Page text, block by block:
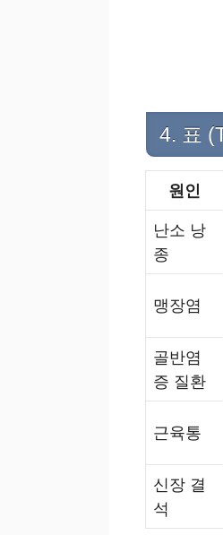
4. 표
원인
난소 낭
종
맹장염
골반염
증 질환
근육통
신장 결
석